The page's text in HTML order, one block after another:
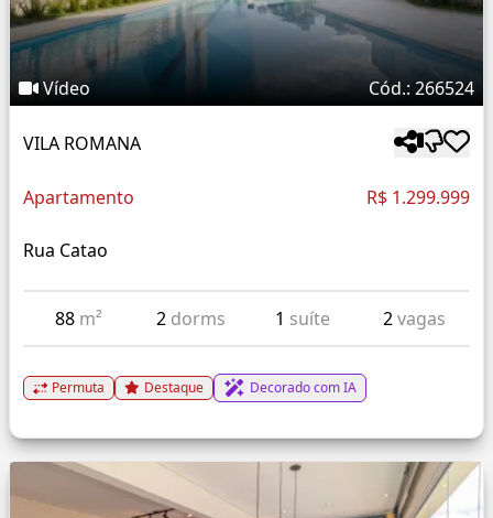
Vídeo Cód.: 266524
VILA ROMANA
Apartamento R$ 1.299.999
Rua Catao
88 m² 2 dorms 1 suíte 2vagas
Permuta Destaque Decorado com IA